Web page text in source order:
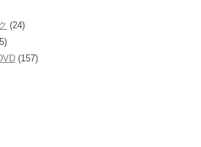
(24)
(157)